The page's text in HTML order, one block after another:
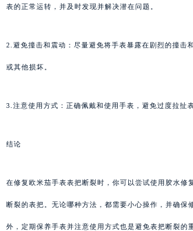
表的正常运转，并及时发现并解决潜在问题。
2.避免撞击和震动：尽量避免将手表暴露在剧烈的撞击
或其他损坏。
3.注意使用方式：正确佩戴和使用手表，避免过度拉扯
结论
在修复欧米茄手表表把断裂时，你可以尝试使用胶水修
断裂的表把。无论哪种方法，都需要小心操作，并确保
外，定期保养手表并注意使用方式也是避免表把断裂的